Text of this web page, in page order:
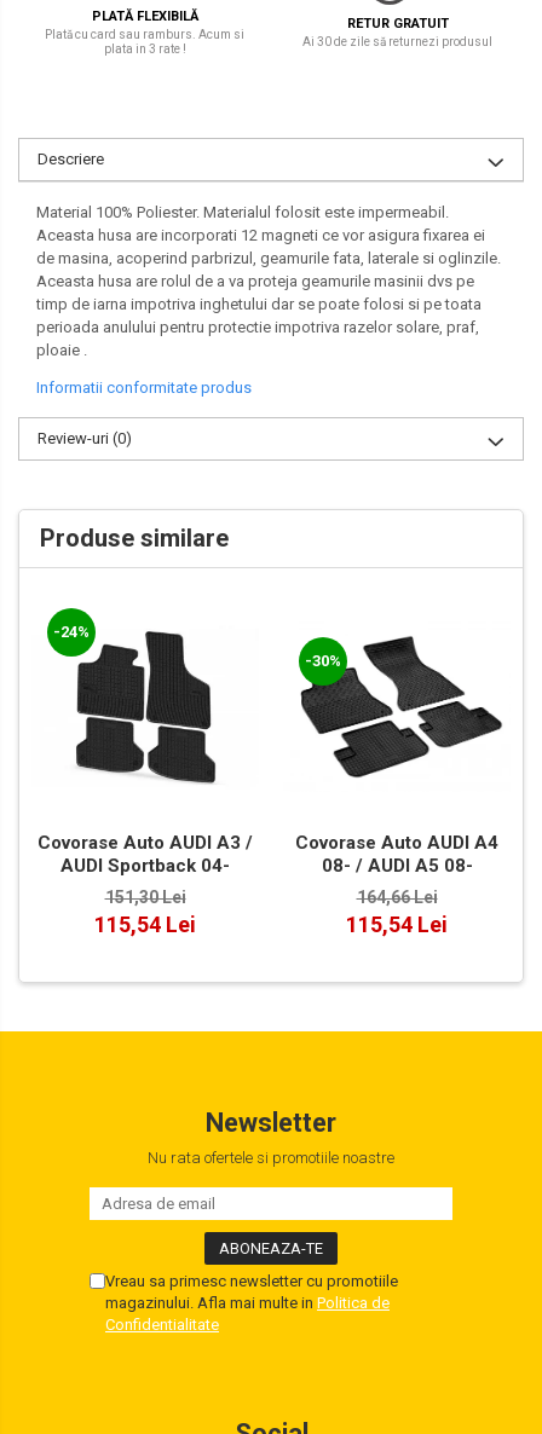
PLATĂ FLEXIBILĂ
Plată cu card sau ramburs. Acum si
plata in 3 rate !
RETUR GRATUIT
Ai 30 de zile să returnezi produsul
Descriere
Material 100% Poliester. Materialul folosit este impermeabil.
Aceasta husa are incorporati 12 magneti ce vor asigura fixarea ei
de masina, acoperind parbrizul, geamurile fata, laterale si oglinzile.
Aceasta husa are rolul de a va proteja geamurile masinii dvs pe
timp de iarna impotriva inghetului dar se poate folosi si pe toata
perioada anulului pentru protectie impotriva razelor solare, praf,
ploaie .
Informatii conformitate produs
Review-uri (0)
Produse similare
-24%
Covorase Auto AUDI A3 /
AUDI Sportback 04-
151,30 Lei
115,54 Lei
-30%
Covorase Auto AUDI A4
08- / AUDI A5 08-
164,66 Lei
115,54 Lei
Newsletter
Nu rata ofertele si promotiile noastre
Vreau sa primesc newsletter cu promotiile
magazinului. Afla mai multe in Politica de
Confidentialitate